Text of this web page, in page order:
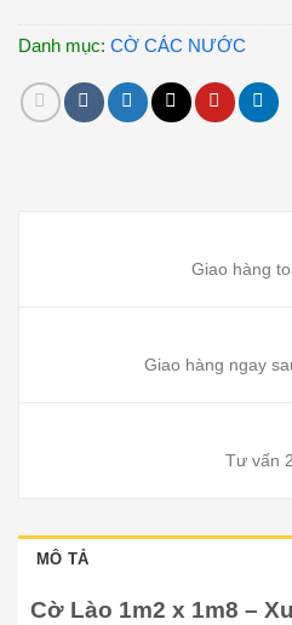
Danh mục: CỜ CÁC NƯỚC
Giao hàng
Giao hàng ngay
Tư vấn
MÔ TẢ
Cờ Lào 1m2 x 1m8 –